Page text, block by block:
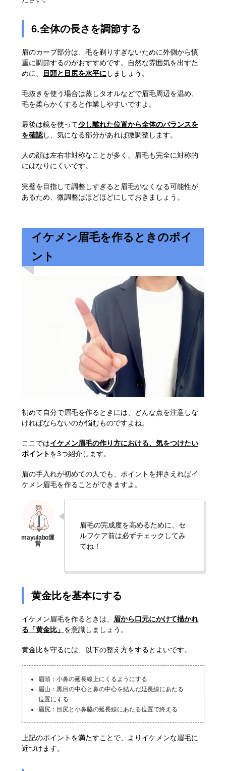
6.全体の長さを調節する
眉のカーブ部分は、毛を剃りすぎないために外側から慎
重に調節するのがおすすめです。自然な雰囲気を出すた
めに、
目頭と目尻を水平に しましょう。
毛抜きを使う場合は蒸しタオルなどで眉毛周辺を温め、
毛を柔らかくすると作業しやすいですよ。
最後は鏡を使って少し離れた位置から全体のバランスを
を確認し、気になる部分があれば微調整します。
人の顔は左右非対称なことが多く、眉毛も完全に対称的
にはなりにくいです。
完璧を目指して調整しすぎると眉毛がなくなる可能性が
あるため、微調整はほどほどにしておきましょう。
イケメン眉毛を作るときのポイ
ント
初めて自分で眉毛を作るときには、どんな点を注意しな
ければならないのか悩むものですよね。
ここではイケメン眉毛の作り方における、気をつけたい
ポイントを3つ紹介します。
眉の手入れが初めての人でも、ポイントを押さえればイ
ケメン眉毛を作ることができますよ。
眉毛の完成度を高めるために、セ
ルフケア前は必ずチェックしてみ
てね！
黄金比を基本にする
イケメン眉毛を作るときは、 眉から口元にかけて描かれ
る「黄金比」 を意識しましょう。
黄金比を守るには、以下の整え方をするとよいです。
眉頭：小鼻の延長線上にくるようにする
眉山：黒目の中心と鼻の中心を結んだ延長線にあたる
位置にする
眉尻：目尻と小鼻脇の延長線にあたる位置で終える
上記のポイントを満たすことで、よりイケメンな眉毛に
近づけます。